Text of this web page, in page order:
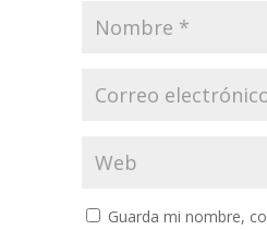
Guarda mi nombre,